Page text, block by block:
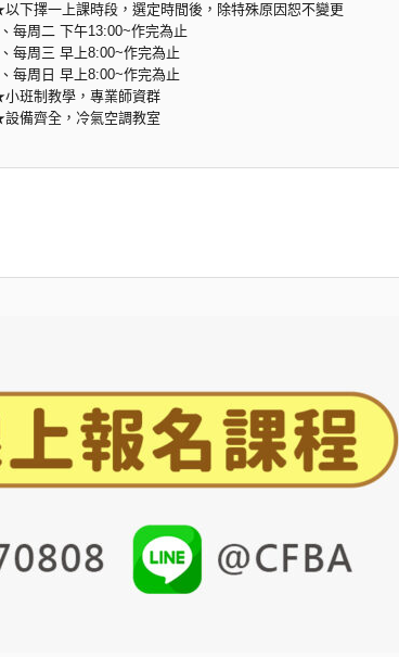
下擇一上課時段，選定時間後，除特殊原因恕不變更
每周二 下午13:00~作完為止
每周三 早上8:00~作完為止
每周日 早上8:00~作完為止
班制教學，專業師資群
備齊全，冷氣空調教室